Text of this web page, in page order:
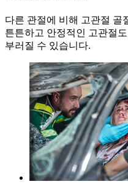
다른 관절에 비해 고관절 골
튼튼하고 안정적인 고관절
부러질 수 있습니다.